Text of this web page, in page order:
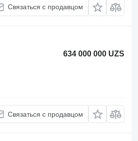
Связаться с продавцом
634 000 000 UZS
Связаться с продавцом